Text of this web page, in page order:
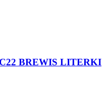
BREWIS LITERKI